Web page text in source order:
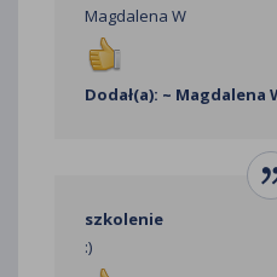
Magdalena W
Dodał(a): ~
szkolenie
:)